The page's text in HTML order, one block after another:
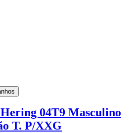
04T9 Masculino
T. P/XXG